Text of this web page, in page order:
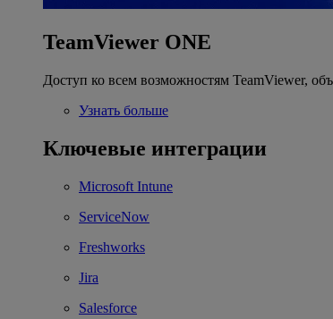
TeamViewer ONE
Доступ ко всем возможностям TeamViewer,
Узнать больше
Ключевые интеграции
Microsoft Intune
ServiceNow
Freshworks
Jira
Salesforce